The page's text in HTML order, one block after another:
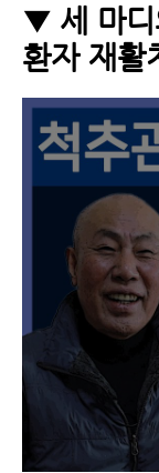
▼ 세 마디
환자 재